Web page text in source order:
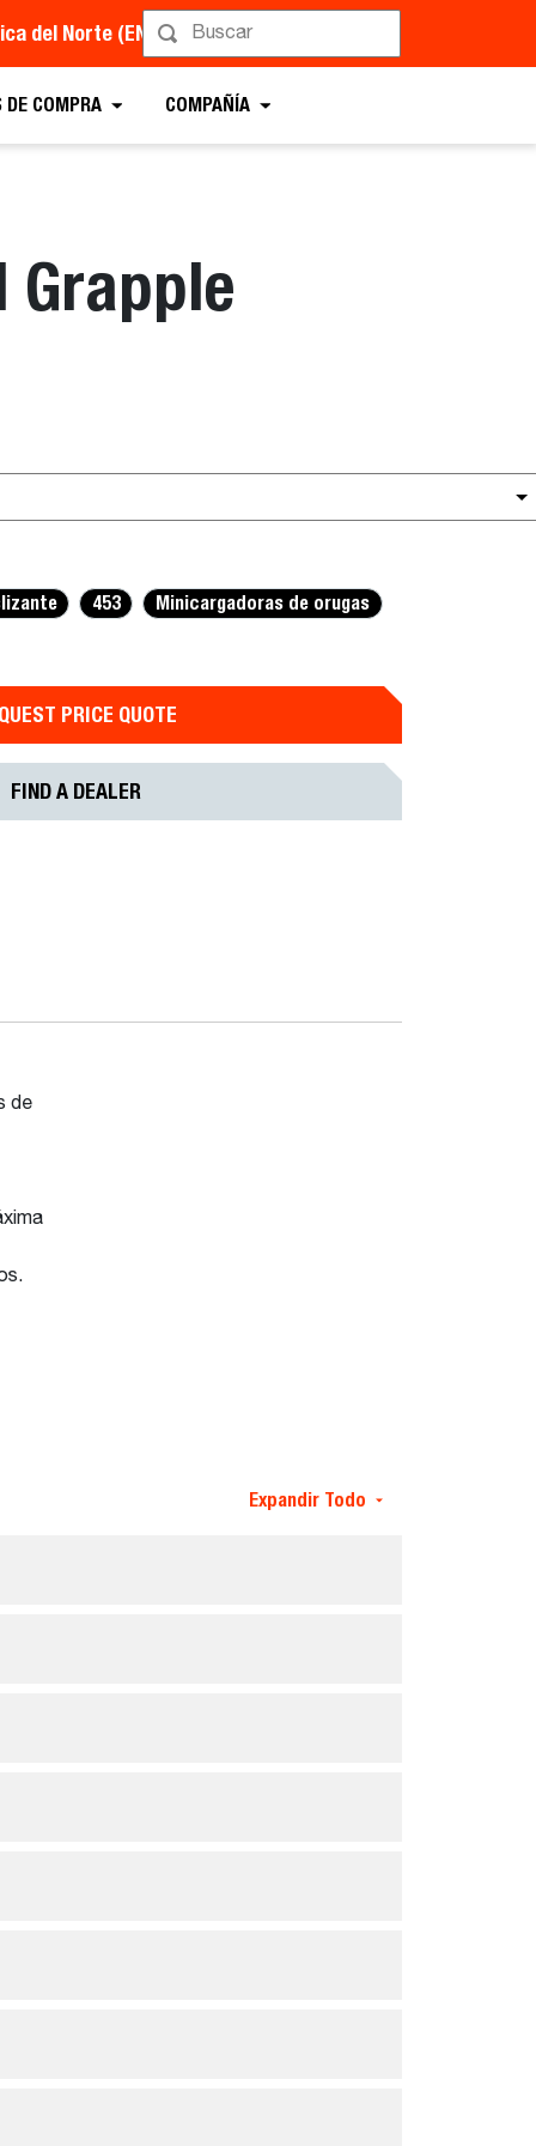
del Norte (EN)
DE COMPRA COMPAÑÍA
453 Minicargadoras de orugas
PRICE QUOTE
FIND A DEALER
de
Expandir Todo